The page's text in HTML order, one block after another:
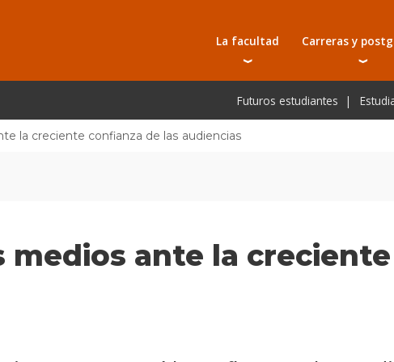
La facultad
Autoridades
Investigación
Carreras y
Carreras
Tecnicaturas
Futuros estudiantes
la creciente confianza de las audiencias
medios ante la